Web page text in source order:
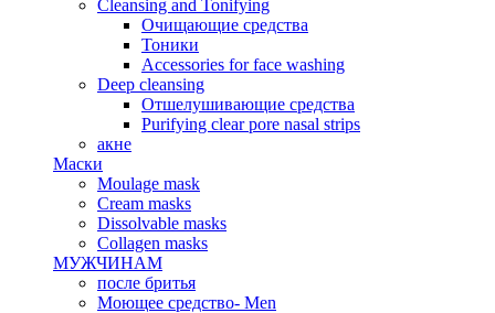
Cleansing and Tonifying
Очищающие средства
Тоники
Accessories for face washing
Deep cleansing
Отшелушивающие средства
Purifying clear pore nasal strips
акне
Маски
Moulage mask
Cream masks
Dissolvable masks
Collagen masks
МУЖЧИНАМ
после бритья
Моющее средство- Men